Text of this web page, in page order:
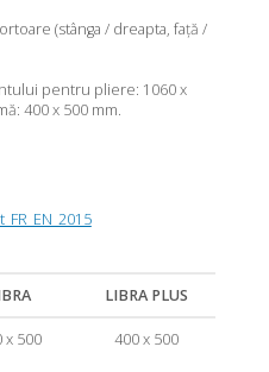
(stânga / dreapta, față /
pentru pliere: 1060 x
400 x 500 mm.
LIBRA PLUS
x 500 400 x 500